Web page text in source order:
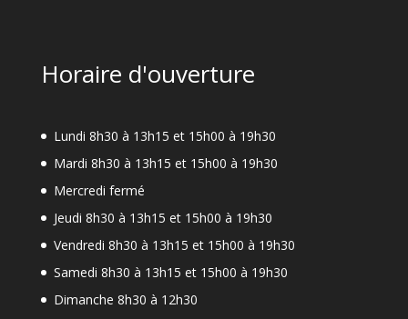
Horaire d'ouverture
Lundi 8h30 à 13h15 et 15h00 à 19h30
Mardi 8h30 à 13h15 et 15h00 à 19h30
Mercredi fermé
Jeudi 8h30 à 13h15 et 15h00 à 19h30
Vendredi 8h30 à 13h15 et 15h00 à 19h30
Samedi 8h30 à 13h15 et 15h00 à 19h30
Dimanche 8h30 à 12h30